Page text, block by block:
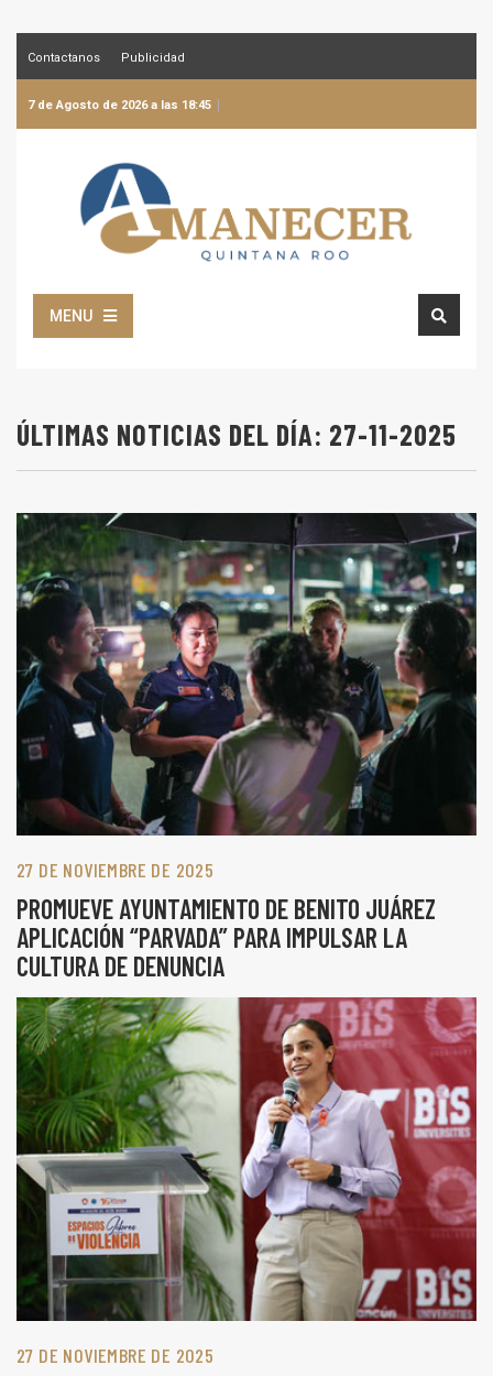
Contactanos Publicidad
7 de Agosto de 2026 a las 18:45
MENU
ÚLTIMAS NOTICIAS DEL DÍA: 27-11-2025
27 DE NOVIEMBRE DE 2025
PROMUEVE AYUNTAMIENTO DE BENITO JUÁREZ
APLICACIÓN “PARVADA” PARA IMPULSAR LA
CULTURA DE DENUNCIA
27 DE NOVIEMBRE DE 2025